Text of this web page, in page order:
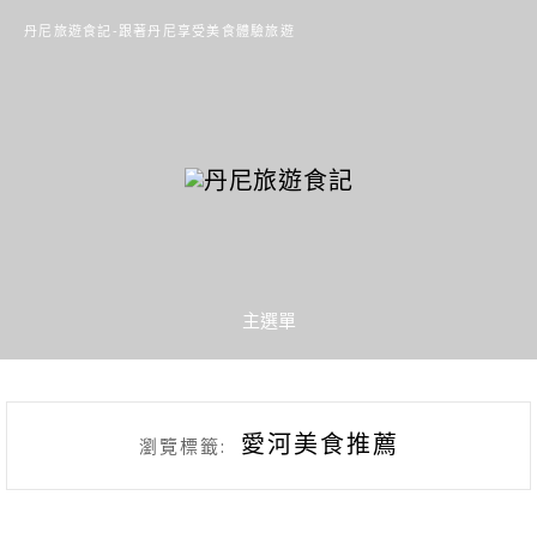
丹尼旅遊食記-跟著丹尼享受美食體驗旅遊
主選單
瀏覽標籤: 愛河美食推薦